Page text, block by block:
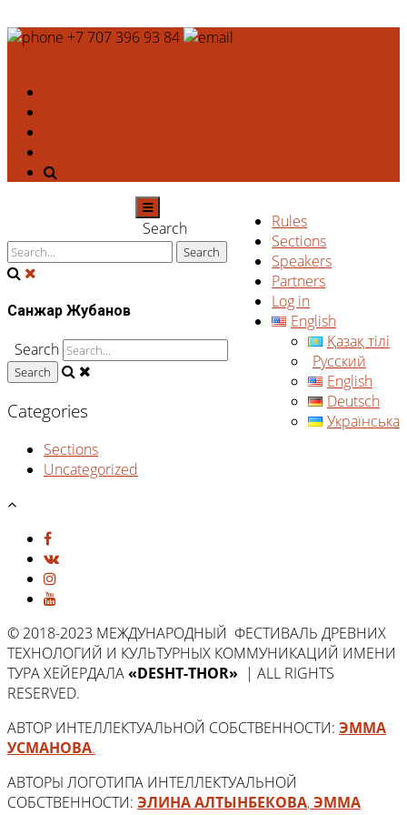
+7 707 396 93 84
Rules
Sections
Speakers
Partners
Log in
English
Қазақ тілі
Русский
English
Deutsch
Українська
Search
Санжар Жубанов
Search
Categories
Sections
Uncategorized
© 2018-2023 МЕЖДУНАРОДНЫЙ ФЕСТИВАЛЬ ДРЕВНИХ
ТЕХНОЛОГИЙ И КУЛЬТУРНЫХ КОММУНИКАЦИЙ ИМЕНИ
ТУРА ХЕЙЕРДАЛА«DESHT-THOR» | ALL RIGHTS
RESERVED.
АВТОР ИНТЕЛЛЕКТУАЛЬНОЙ СОБСТВЕННОСТИ: ЭММА
УСМАНОВА.
АВТОРЫ ЛОГОТИПА ИНТЕЛЛЕКТУАЛЬНОЙ
СОБСТВЕННОСТИ: ЭЛИНА АЛТЫНБЕКОВА,ЭММА